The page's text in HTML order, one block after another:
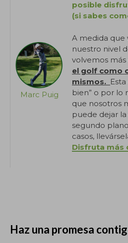
Marc Puig
posible
(si sabes
A medida que
nuestro nivel
volvemos más
el golf como
mismos.
bien” o por lo
que nosotros
puede dejar
segundo
casos,
Disfruta más
Haz una promesa